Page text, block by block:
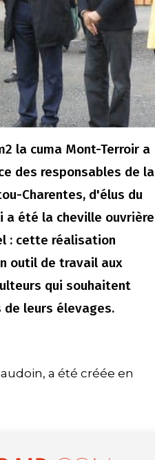
la cuma Mont-Terroir a
des responsables de la
Charentes, d'élus du
a été la cheville ouvrière
: cette réalisation
outil de travail aux
qui souhaitent
leurs élevages.
a été créée en